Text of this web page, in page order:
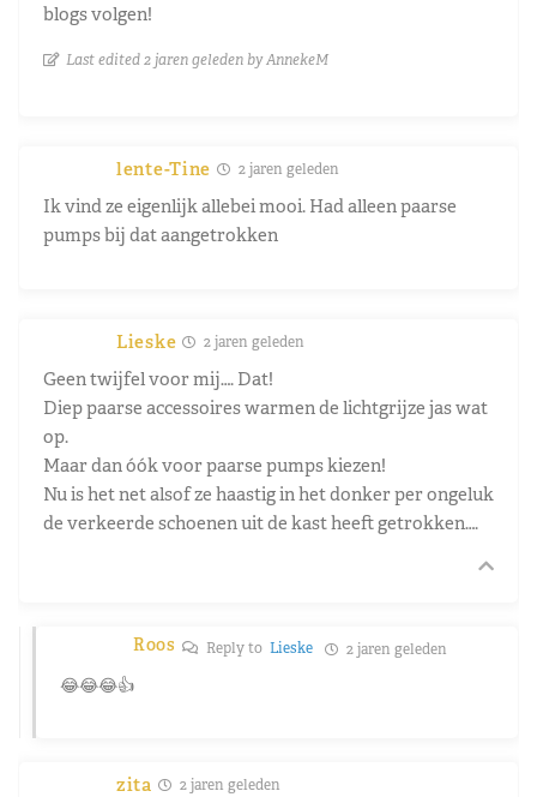
blogs volgen!
Last edited 2 jaren geleden by AnnekeM
lente-Tine 2 jaren geleden
Ik vind ze eigenlijk allebei mooi. Had alleen paarse
pumps bij dat aangetrokken
Lieske 2 jaren geleden
Geen twijfel voor mij…. Dat!
Diep paarse accessoires warmen de lichtgrijze jas wat
op.
Maar dan óók voor paarse pumps kiezen!
Nu is het net alsof ze haastig in het donker per ongeluk
de verkeerde schoenen uit de kast heeft getrokken….
Roos Reply to Lieske 2 jaren geleden
😂😂😂👍
zita 2 jaren geleden